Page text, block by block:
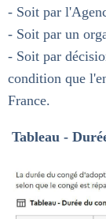
- Soit par
- Soit par un
- Soit par
condition que
France.
Tableau -